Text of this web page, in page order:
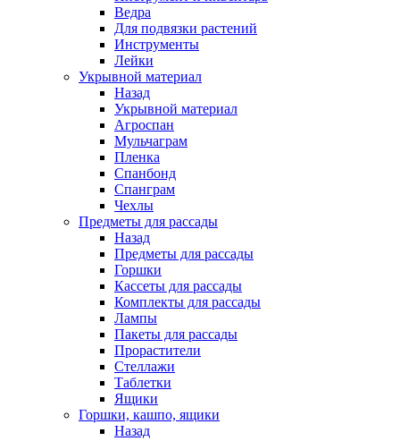
Ведра
Для подвязки растений
Инструменты
Лейки
Укрывной материал
Назад
Укрывной материал
Агроспан
Мульчаграм
Пленка
Спанбонд
Спанграм
Чехлы
Предметы для рассады
Назад
Предметы для рассады
Горшки
Кассеты для рассады
Комплекты для рассады
Лампы
Пакеты для рассады
Прорастители
Стеллажи
Таблетки
Ящики
Горшки, кашпо, ящики
Назад